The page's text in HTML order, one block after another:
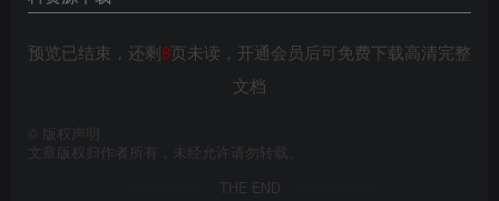
预览已结束，还剩8页未读，开通会员后可免费下载高清完整
文档
版权声明
文章版权归作者所有，未经允许请勿转载。
THE END